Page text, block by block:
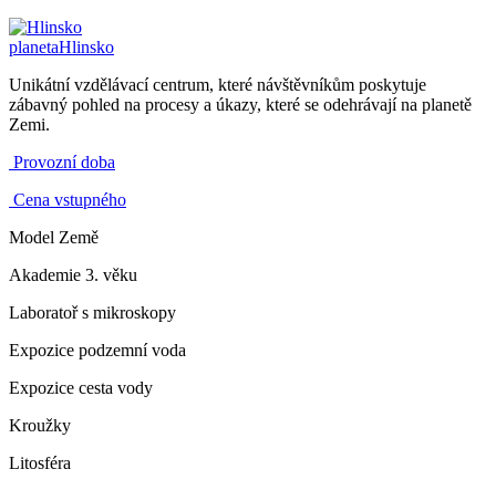
planetaHlinsko
Unikátní vzdělávací centrum, které návštěvníkům poskytuje
zábavný pohled na procesy a úkazy, které se odehrávají na planetě
Zemi.
Provozní doba
Cena vstupného
Model Země
Akademie 3. věku
Laboratoř s mikroskopy
Expozice podzemní voda
Expozice cesta vody
Kroužky
Litosféra